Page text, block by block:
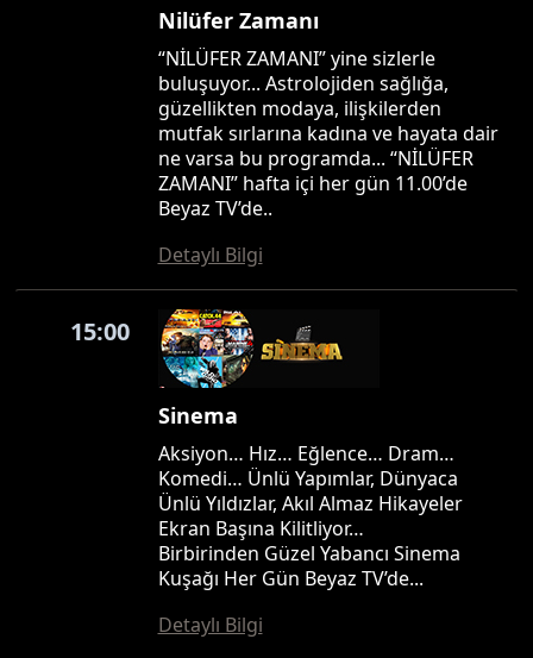
Nilüfer Zamanı
“NİLÜFER ZAMANI” yine sizlerle
buluşuyor... Astrolojiden sağlığa,
güzellikten modaya, ilişkilerden
mutfak sırlarına kadına ve hayata dair
ne varsa bu programda... “NİLÜFER
ZAMANI” hafta içi her gün 11.00’de
Beyaz TV’de..
Detaylı Bilgi
15:00
Sinema
Aksiyon… Hız… Eğlence… Dram…
Komedi… Ünlü Yapımlar, Dünyaca
Ünlü Yıldızlar, Akıl Almaz Hikayeler
Ekran Başına Kilitliyor…
Birbirinden Güzel Yabancı Sinema
Kuşağı Her Gün Beyaz TV’de...
Detaylı Bilgi